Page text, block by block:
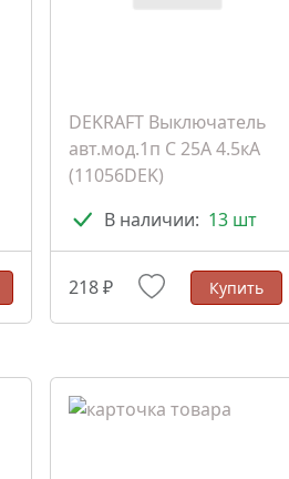
DEKRAFT Выключатель
авт.мод.1п C 25А 4.5кА
(11056DEK)
В наличии: 13 шт
218 ₽ Купить